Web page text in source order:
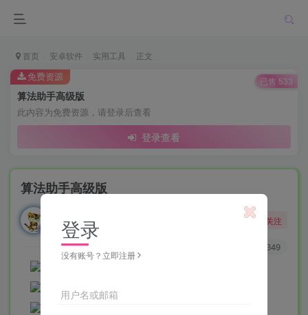
首页 安卓软件 实用工具 正文
算法助手高级版
此内容为免费资源，请登录后查看
登录查看
免费资源 已售 533
算法助手高级版
酒醒只在花前坐，酒醉还来花下眠。
关注
349
登录
没有账号？立即注册
用户名或邮箱